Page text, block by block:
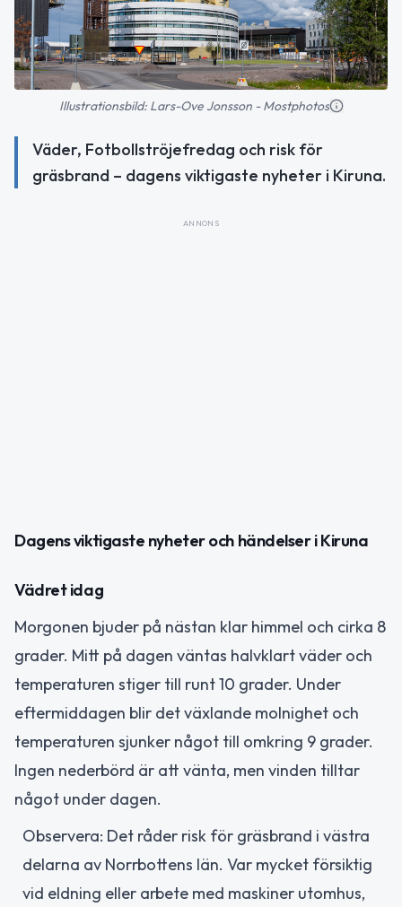
Illustrationsbild: Lars-Ove Jonsson - Mostphotos
Väder, Fotbollströjefredag och risk för
gräsbrand – dagens viktigaste nyheter i Kiruna.
ANNONS
Dagens viktigaste nyheter och händelser i Kiruna
Vädret idag
Morgonen bjuder på nästan klar himmel och cirka 8
grader. Mitt på dagen väntas halvklart väder och
temperaturen stiger till runt 10 grader. Under
eftermiddagen blir det växlande molnighet och
temperaturen sjunker något till omkring 9 grader.
Ingen nederbörd är att vänta, men vinden tilltar
något under dagen.
Observera: Det råder risk för gräsbrand i västra
delarna av Norrbottens län. Var mycket försiktig
vid eldning eller arbete med maskiner utomhus,